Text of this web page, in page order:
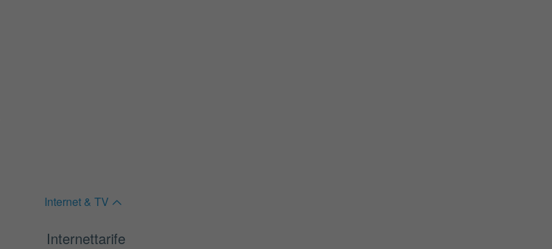
Internet & TV
Internettarife